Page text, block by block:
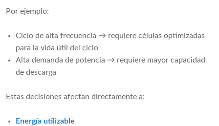
Por ejemplo:
Ciclo de alta frecuencia → requiere células optimizadas
para la vida útil del ciclo
Alta demanda de potencia → requiere mayor capacidad
de descarga
Estas decisiones afectan directamente a:
Energía utilizable